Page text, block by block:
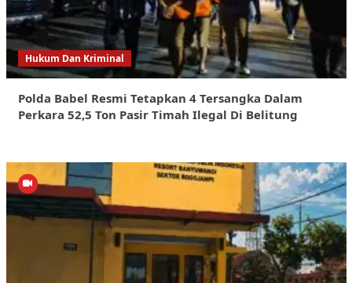
Hukum Dan Kriminal
Polda Babel Resmi Tetapkan 4 Tersangka Dalam
Perkara 52,5 Ton Pasir Timah Ilegal Di Belitung